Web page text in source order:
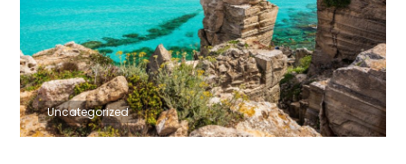
Uncategorized